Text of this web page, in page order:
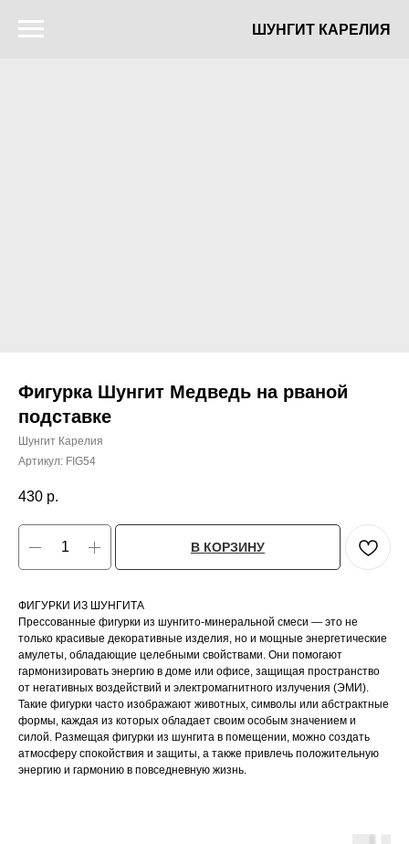
ШУНГИТ КАРЕЛИЯ
Фигурка Шунгит Медведь на рваной
подставке
Шунгит Карелия
Артикул: FIG54
430 р.
В КОРЗИНУ
ФИГУРКИ ИЗ ШУНГИТА
Прессованные фигурки из шунгито-минеральной смеси — это не
только красивые декоративные изделия, но и мощные энергетические
амулеты, обладающие целебными свойствами. Они помогают
гармонизировать энергию в доме или офисе, защищая пространство
от негативных воздействий и электромагнитного излучения (ЭМИ).
Такие фигурки часто изображают животных, символы или абстрактные
формы, каждая из которых обладает своим особым значением и
силой. Размещая фигурки из шунгита в помещении, можно создать
атмосферу спокойствия и защиты, а также привлечь положительную
энергию и гармонию в повседневную жизнь.